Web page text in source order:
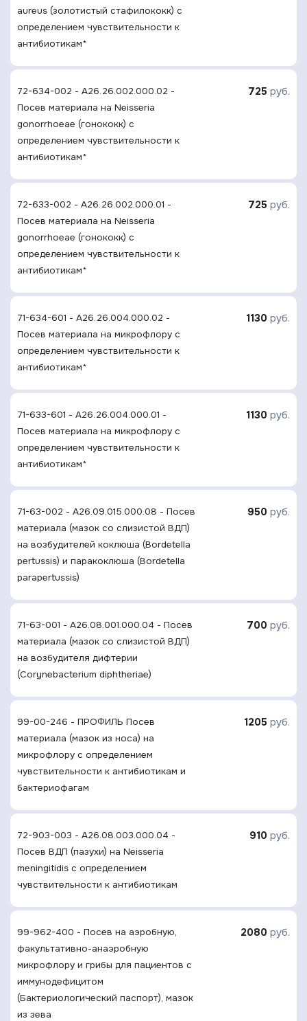
aureus (золотистый стафилококк) с
определением чувcтвительности к
антибиотикам*
72-634-002 - A26.26.002.000.02 -
Посев материала на Neisseria
gonorrhoeae (гонококк) с
определением чувcтвительности к
антибиотикам*
725 руб.
72-633-002 - A26.26.002.000.01 -
Посев материала на Neisseria
gonorrhoeae (гонококк) с
определением чувcтвительности к
антибиотикам*
725 руб.
71-634-601 - A26.26.004.000.02 -
Посев материала на микрофлору с
определением чувcтвительности к
антибиотикам*
1130 руб.
71-633-601 - A26.26.004.000.01 -
Посев материала на микрофлору с
определением чувcтвительности к
антибиотикам*
1130 руб.
71-63-002 - A26.09.015.000.08 - Посев
материала (мазок со слизистой ВДП)
на возбудителей коклюша (Bordetella
pertussis) и паракоклюша (Bordetella
parapertussis)
950 руб.
71-63-001 - A26.08.001.000.04 - Посев
материала (мазок со слизистой ВДП)
на возбудителя дифтерии
(Corynebacterium diphtheriae)
700 руб.
99-00-246 - ПРОФИЛЬ Посев
материала (мазок из носа) на
микрофлору с определением
чувcтвительности к антибиотикам и
бактериофагам
1205 руб.
72-903-003 - A26.08.003.000.04 -
Посев ВДП (пазухи) на Neisseria
meningitidis с определением
чувcтвительности к антибиотикам
910 руб.
99-962-400 - Посев на аэробную,
факультативно-анаэробную
микрофлору и грибы для пациентов с
иммунодефицитом
(Бактериологический паспорт), мазок
из зева
2080 руб.